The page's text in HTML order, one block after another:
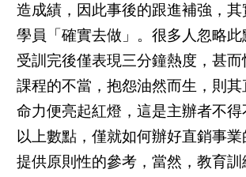
造成績，因此事後的跟進補強，其
學員「確實去做」。很多人忽略此
受訓完後僅表現三分鐘熱度，甚
課程的不當，抱怨油然而生，則其
命力便亮起紅燈，這是主辦者不得
以上數點，僅就如何辦好直銷事業
提供原則性的參考，當然，教育